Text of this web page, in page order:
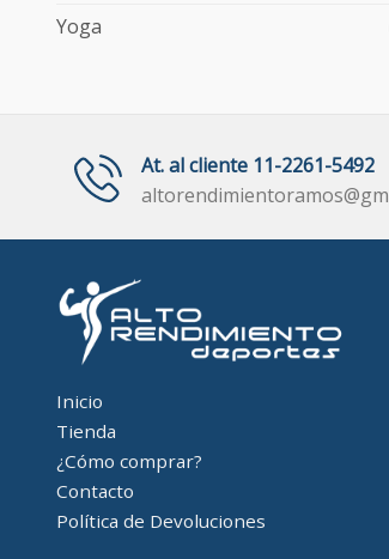
Yoga
At. al cliente 11-2261-5492
Inicio
Tienda
¿Cómo comprar?
Contacto
Política de Devoluciones